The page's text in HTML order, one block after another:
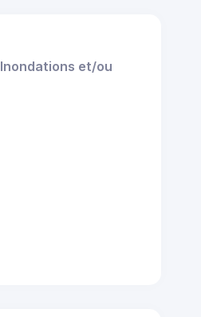
Inondations et/ou